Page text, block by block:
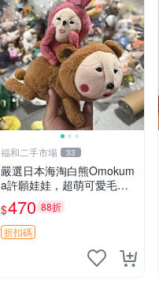
福和二手市場 33
嚴選日本海淘白熊Omokum
a許願娃娃，超萌可愛毛絨
公仔推薦收藏 白熊 Omoku
ma 毛絨玩具 偽裝娃娃 玩具
擺飾
$470 88折
折扣碼